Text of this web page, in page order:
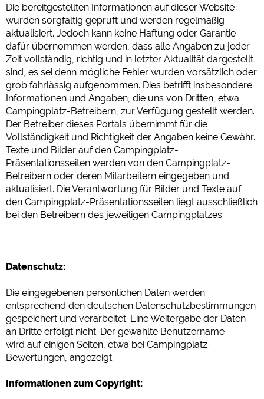
Die bereitgestellten Informationen auf dieser Website
wurden sorgfältig geprüft und werden regelmäßig
aktualisiert. Jedoch kann keine Haftung oder Garantie
dafür übernommen werden, dass alle Angaben zu jeder
Zeit vollständig, richtig und in letzter Aktualität dargestellt
sind, es sei denn mögliche Fehler wurden vorsätzlich oder
grob fahrlässig aufgenommen. Dies betrifft insbesondere
Informationen und Angaben, die uns von Dritten, etwa
Campingplatz-Betreibern, zur Verfügung gestellt werden.
Der Betreiber dieses Portals übernimmt für die
Vollständigkeit und Richtigkeit der Angaben keine Gewähr.
Texte und Bilder auf den Campingplatz-
Präsentationsseiten werden von den Campingplatz-
Betreibern oder deren Mitarbeitern eingegeben und
aktualisiert. Die Verantwortung für Bilder und Texte auf
den Campingplatz-Präsentationsseiten liegt ausschließlich
bei den Betreibern des jeweiligen Campingplatzes.
Datenschutz:
Die eingegebenen persönlichen Daten werden
entsprechend den deutschen Datenschutzbestimmungen
gespeichert und verarbeitet. Eine Weitergabe der Daten
an Dritte erfolgt nicht. Der gewählte Benutzername
wird auf einigen Seiten, etwa bei Campingplatz-
Bewertungen, angezeigt.
Informationen zum Copyright:
https://policies.google.com/privacy
Marketing
Google Ads
https://policies.google.com/privacy
Google AdSense
https://policies.google.com/privacy
Google Remarketing
https://policies.google.com/privacy
Die Cookieeinstellungen können jeder Zeit im Footer
über "COOKIES" geändert werden!